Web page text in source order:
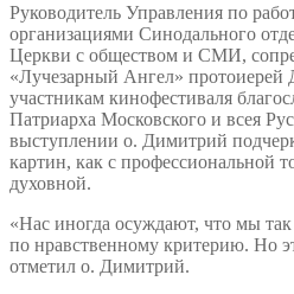
Руководитель Управления по
организациями Синодального
Церкви с обществом и СМИ,
«Лучезарный Ангел»
участникам кинофестиваля
Патриарха Московского и всея
выступлении о. Димитрий
картин, как с профессиональной
духовной.
«Нас иногда осуждают, что мы
по нравственному критерию. Но
отметил о. Димитрий.